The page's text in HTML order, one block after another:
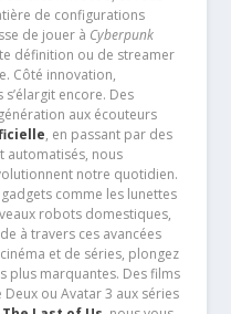
de configurations
de jouer à Cyberpunk
définition ou de streamer
Côté innovation,
encore. Des
aux écouteurs
, en passant par des
automatisés, nous
notre quotidien.
comme les lunettes
robots domestiques,
à travers ces avancées
et de séries, plongez
plus marquantes. Des films
ou Avatar 3 aux séries